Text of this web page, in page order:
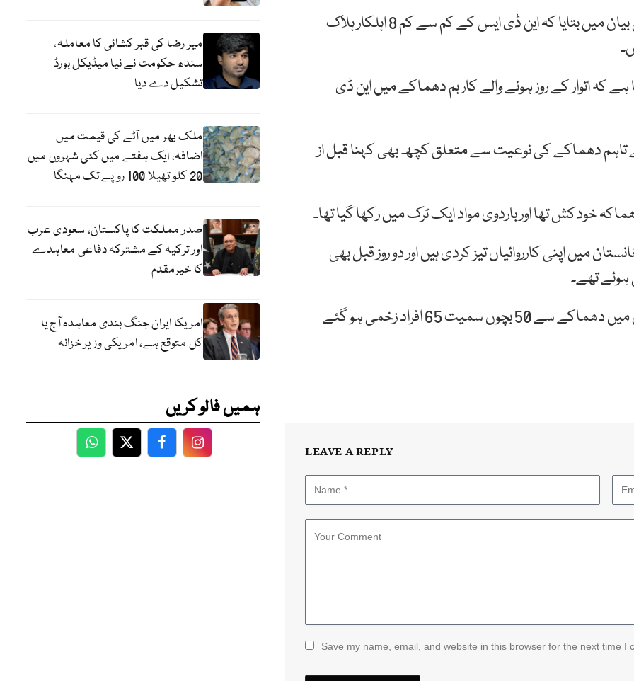
صوبائی حکومت کے ترجمان عارف نوری نے اپنے ابتدائی بیان میں بتایا کہ این ڈی ایس کے کم سے کم 8 اہلکار ہلاک
کہ اتوار کے روز ہونے والے کار بم دھماکے میں این ڈی
تاہم دھماکے کی نوعیت سے متعلق کچھ بھی کہنا قبل از
خودکش تھا اور باردوی مواد ایک ٹرک میں رکھا گیا تھا۔
میں اپنی کارروائیاں تیز کردی ہیں اور دو روز قبل بھی
قبل ازیں یکم جولائی کو افغانستان کے دارالحکومت کابل میں دھماکے سے 50 بچوں سمیت 65 افراد زخمی ہو گئے
LEAVE A REPLY
Save my name, email, and website in this browser for the next time I
میر رضا کی قبر کشائی کا معاملہ،
سندھ حکومت نے نیا میڈیکل بورڈ
تشکیل دے دیا
ملک بھر میں آٹے کی قیمت میں
اضافہ، ایک ہفتے میں کئی شہروں میں
20 کلو تھیلا 100 روپے تک مہنگا
صدر مملکت کا پاکستان، سعودی عرب
اور ترکیہ کے مشترکہ دفاعی معاہدے
کا خیرمقدم
امریکا ایران جنگ بندی معاہدہ آج یا
کل متوقع ہے، امریکی وزیر خزانہ
ہمیں فالو کریں
WhatsApp
TwitterFacebookFacebook